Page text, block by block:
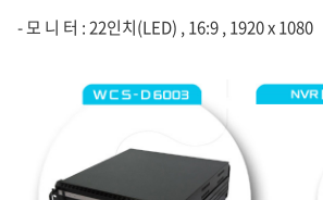
- 모 니 터 : 22인치(LED) , 16:9 , 1920 x 1080